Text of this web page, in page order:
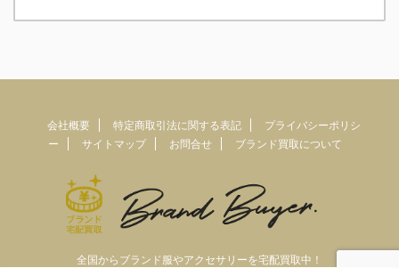
会社概要 特定商取引法に関する表記
プライバシーポリシ
ー
サイトマップ お問合せ ブランド買取について
全国からブランド服やアクセサリーを宅配買取中！